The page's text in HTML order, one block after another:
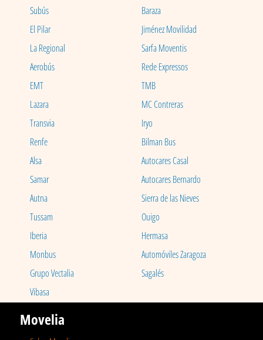
Subús
Baraza
El Pilar
Jiménez Movilidad
La Regional
Sarfa Moventis
Aerobús
Rede Expressos
EMT
TMB
Lazara
MC Contreras
Transvia
Iryo
Renfe
Bilman Bus
Alsa
Autocares Casal
Samar
Autocares Bernardo
Autna
Sierra de las Nieves
Tussam
Ouigo
Iberia
Hermasa
Monbus
Automóviles Zaragoza
Grupo Vectalia
Sagalés
Vibasa
Movelia